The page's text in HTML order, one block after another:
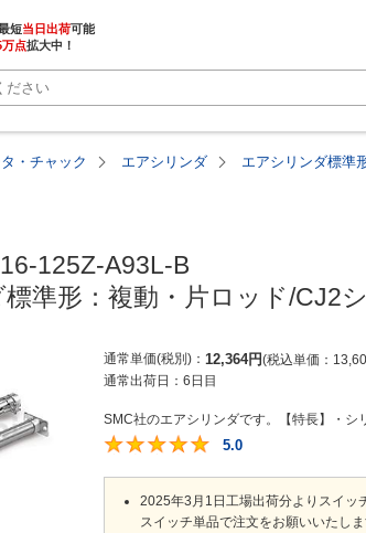
短当日出荷
万点拡大中！
・チャック エアシリンダ エアシリンダ標準
125Z-A93L-B
準形：複動・片ロッド/CJ2
通常単価(税別) 12,364円 税込単価
通常出荷日： 6日目
SMC社のエアシリンダです。【特長】・シ
5.0
2025年3月1日工場出荷分よりスイッ
スイッチ単品で注文をお願いいたしま